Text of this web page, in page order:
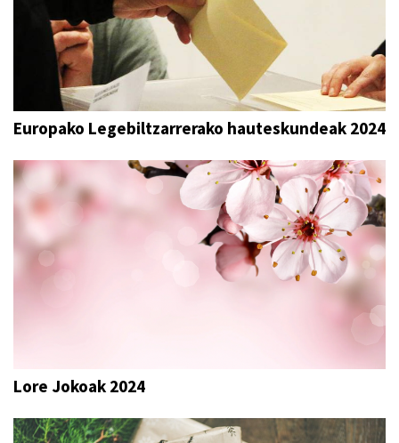
Europako Legebiltzarrerako hauteskundeak 2024
Lore Jokoak 2024